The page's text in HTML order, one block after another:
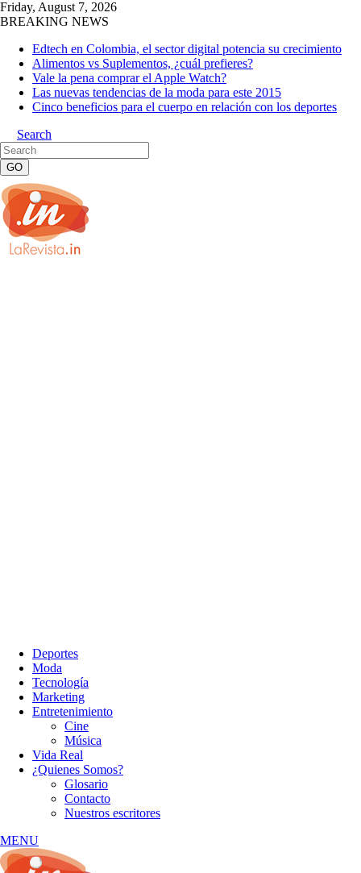
Friday, August 7, 2026
BREAKING NEWS
Edtech en Colombia, el sector digital potencia su crecimiento
Alimentos vs Suplementos, ¿cuál prefieres?
Vale la pena comprar el Apple Watch?
Las nuevas tendencias de la moda para este 2015
Cinco beneficios para el cuerpo en relación con los deportes
Search
Deportes
Moda
Tecnología
Marketing
Entretenimiento
Cine
Música
Vida Real
¿Quienes Somos?
Glosario
Contacto
Nuestros escritores
MENU